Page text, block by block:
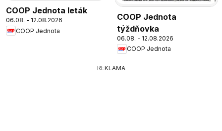
COOP Jednota leták
06.08. - 12.08.2026
COOP Jednota
COOP Jednota
týždňovka
06.08. - 12.08.2026
COOP Jednota
REKLAMA